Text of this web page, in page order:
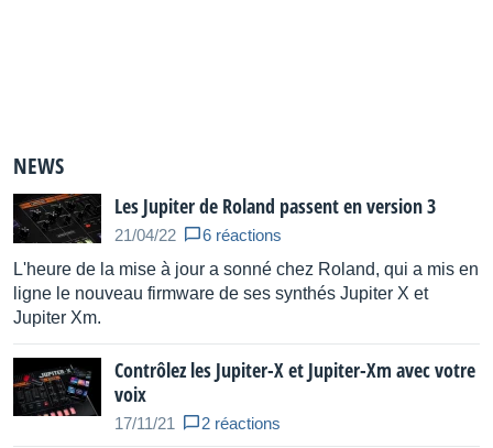
NEWS
Les Jupiter de Roland passent en version 3
21/04/22
6 réactions
L'heure de la mise à jour a sonné chez Roland, qui a mis en
ligne le nouveau firmware de ses synthés Jupiter X et
Jupiter Xm.
Contrôlez les Jupiter-X et Jupiter-Xm avec votre
voix
17/11/21 2 réactions